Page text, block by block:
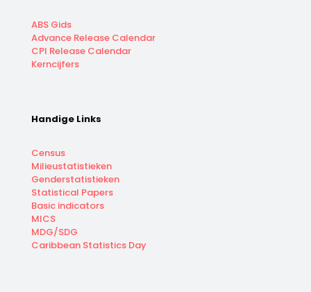
ABS Gids
Advance Release Calendar
CPI Release Calendar
Kerncijfers
Handige Links
Census
Milieustatistieken
Genderstatistieken
Statistical Papers
Basic indicators
MICS
MDG/SDG
Caribbean Statistics Day